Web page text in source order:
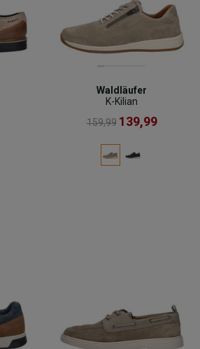
Waldläufer
K-Kilian
159,99 139,99